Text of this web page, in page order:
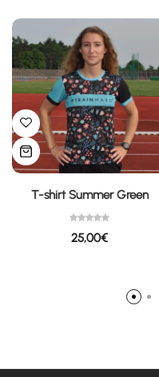
T-shirt Summer Green
25,00€